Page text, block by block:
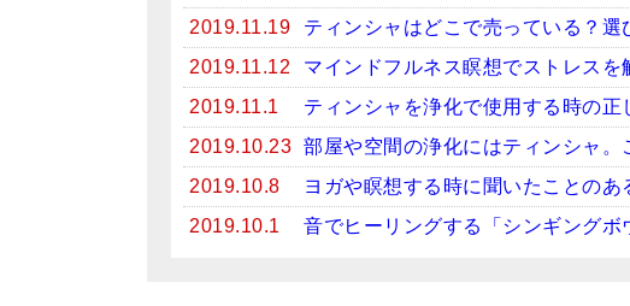
2019.11.19
ティンシャはどこで売っている？選
2019.11.12
マインドフルネス瞑想でストレスを
2019.11.1
ティンシャを浄化で使用する時の正
2019.10.23 部屋や空間の浄化にはティンシャ。
2019.10.8
ヨガや瞑想する時に聞いたことのあ
2019.10.1
音でヒーリングする「シンギングボ